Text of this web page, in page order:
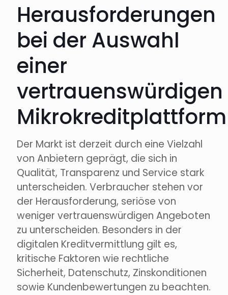
Herausforderungen
bei der Auswahl
einer
vertrauenswürdigen
Mikrokreditplattform
Der Markt ist derzeit durch eine Vielzahl
von Anbietern geprägt, die sich in
Qualität, Transparenz und Service stark
unterscheiden. Verbraucher stehen vor
der Herausforderung, seriöse von
weniger vertrauenswürdigen Angeboten
zu unterscheiden. Besonders in der
digitalen Kreditvermittlung gilt es,
kritische Faktoren wie rechtliche
Sicherheit, Datenschutz, Zinskonditionen
sowie Kundenbewertungen zu beachten.